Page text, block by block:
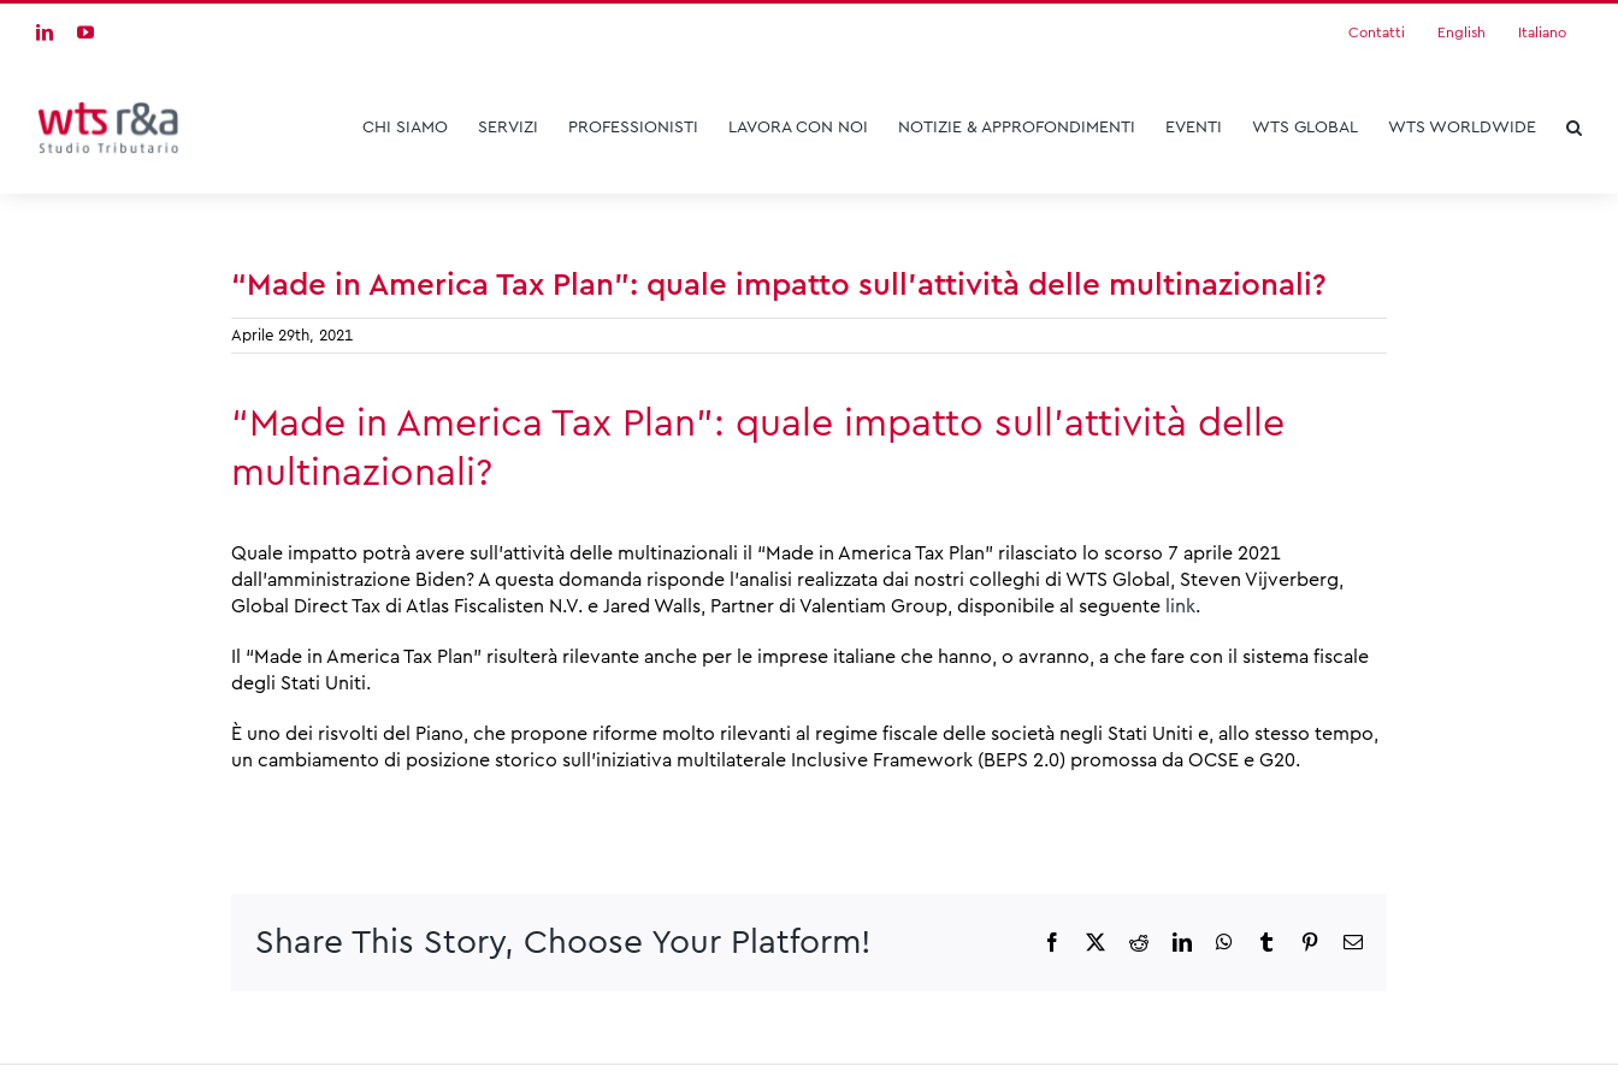
LinkedInYouTube Contatti English Italiano
CHI SIAMO SERVIZI PROFESSIONISTI LAVORA CON NOI NOTIZIE & APPROFONDIMENTI EVENTI WTS GLOBAL WTS WORLDWIDE
“Made in America Tax Plan”: quale impatto sull’attività delle multinazionali?
Aprile 29th, 2021
“Made in America Tax Plan”: quale impatto sull’attività delle
multinazionali?
Quale impatto potrà avere sull’attività delle multinazionali il “Made in America Tax Plan” rilasciato lo scorso 7 aprile 2021
dall’amministrazione Biden? A questa domanda risponde l’analisi realizzata dai nostri colleghi di WTS Global, Steven Vijverberg,
Global Direct Tax di Atlas Fiscalisten N.V. e Jared Walls, Partner di Valentiam Group, disponibile al seguente link.
Il “Made in America Tax Plan” risulterà rilevante anche per le imprese italiane che hanno, o avranno, a che fare con il sistema fiscale
degli Stati Uniti.
È uno dei risvolti del Piano, che propone riforme molto rilevanti al regime fiscale delle società negli Stati Uniti e, allo stesso tempo,
un cambiamento di posizione storico sull’iniziativa multilaterale Inclusive Framework (BEPS 2.0) promossa da OCSE e G20.
Share This Story, Choose Your Platform! Facebook RedditLinkedInWhatsApp
Tumblr PinterestEmail